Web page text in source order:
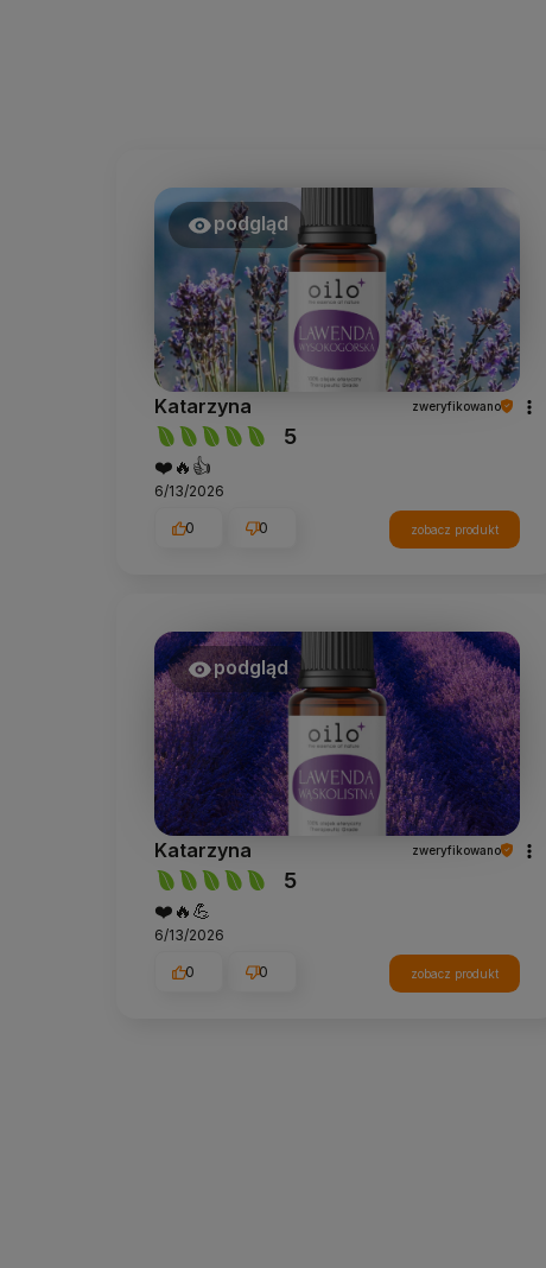
podgląd
Katarzyna zweryfikowano
5
❤️🔥👍️
6/13/2026
0 0 zobacz produkt
podgląd
Katarzyna zweryfikowano
5
❤️🔥💪
6/13/2026
0 0 zobacz produkt